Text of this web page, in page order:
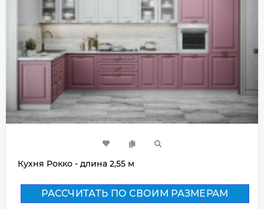
Кухня Рокко - длина 2,55 м
РАССЧИТАТЬ ПО СВОИМ РАЗМЕРАМ